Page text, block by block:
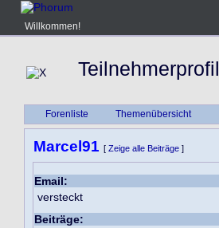
Willkommen!
Teilnehmerprofil
Forenliste Themenübersicht
Marcel91 [ Zeige alle Beiträge ]
Email:
versteckt
Beiträge: